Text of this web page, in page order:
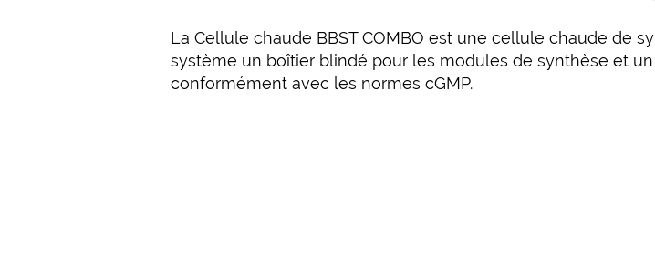
La Cellule chaude BBST COMBO est une cellule chaude de
système un boîtier blindé pour les modules de synthèse et
conformément avec les normes cGMP.